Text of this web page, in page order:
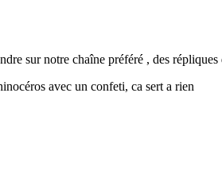
sur notre chaîne préféré , des
avec un confeti, ca sert a rien